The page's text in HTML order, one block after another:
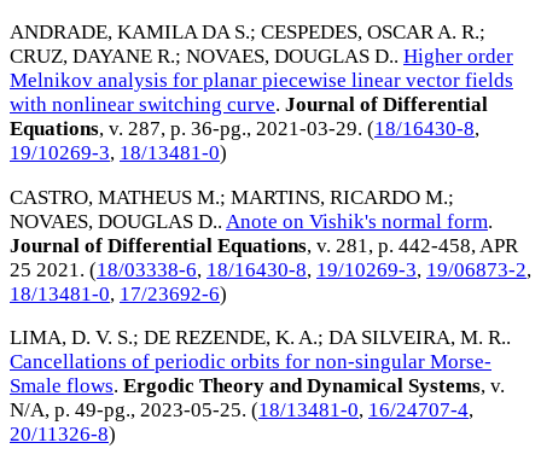
ANDRADE, KAMILA DA S.; CESPEDES, OSCAR A. R.;
CRUZ, DAYANE R.; NOVAES, DOUGLAS D.. Higher order
Melnikov analysis for planar piecewise linear vector fields
with nonlinear switching curve. Journal of Differential
Equations, v. 287, p. 36-pg., 2021-03-29. (18/16430-8,
19/10269-3, 18/13481-0)
CASTRO, MATHEUS M.; MARTINS, RICARDO M.;
NOVAES, DOUGLAS D.. Anote on Vishik's normal form.
Journal of Differential Equations, v. 281, p. 442-458, APR
25 2021 . (18/03338-6, 18/16430-8, 19/10269-3, 19/06873-2,
18/13481-0, 17/23692-6)
LIMA, D. V. S.; DE REZENDE, K. A.; DA SILVEIRA, M. R..
Cancellations of periodic orbits for non-singular Morse-
Smale flows. Ergodic Theory and Dynamical Systems, v.
N/A, p. 49-pg., 2023-05-25. (18/13481-0, 16/24707-4,
20/11326-8)